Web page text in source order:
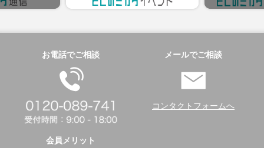
お電話でご相談 メールでご相談
コンタクトフォームへ
会員メリット